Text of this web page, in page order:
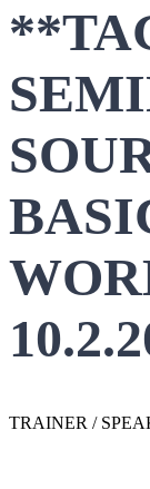
TRAINER /